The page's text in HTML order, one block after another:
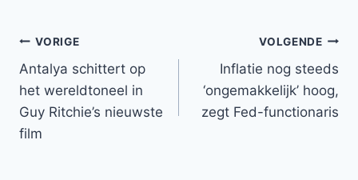
Bericht
navigatie
VORIGE
Antalya schittert op
het wereldtoneel in
Guy Ritchie’s nieuwste
film
VOLGENDE
Inflatie nog steeds
‘ongemakkelijk’ hoog,
zegt Fed-functionaris